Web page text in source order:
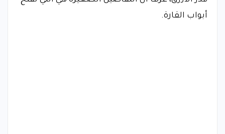
أبواب القارة.